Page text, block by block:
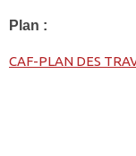
Plan :
CAF-PLAN DES